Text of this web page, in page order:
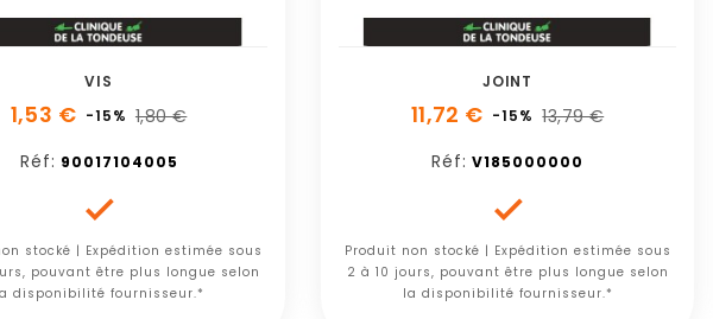
VIS
1,53 € -15% 1,80 €
Réf: 90017104005

stocké | Expédition estimée sous
pouvant être plus longue selon
disponibilité fournisseur.*
JOINT
11,72 € -15% 13,79 €
Réf: V185000000

Produit non stocké | Expédition estimée sous
2 à 10 jours, pouvant être plus longue selon
la disponibilité fournisseur.*